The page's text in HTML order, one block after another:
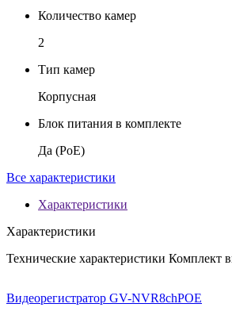
Количество камер
2
Тип камер
Корпусная
Блок питания в комплекте
Да (PoE)
Все характеристики
Характеристики
Характеристики
Технические характеристики Комплект
Видеорегистратор GV-NVR8chPOE